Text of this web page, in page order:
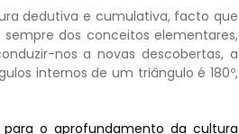
dedutiva e cumulativa, facto que
dos conceitos elementares,
nos a novas descobertas, a
internos de um triângulo é 180º,
o aprofundamento da cultura